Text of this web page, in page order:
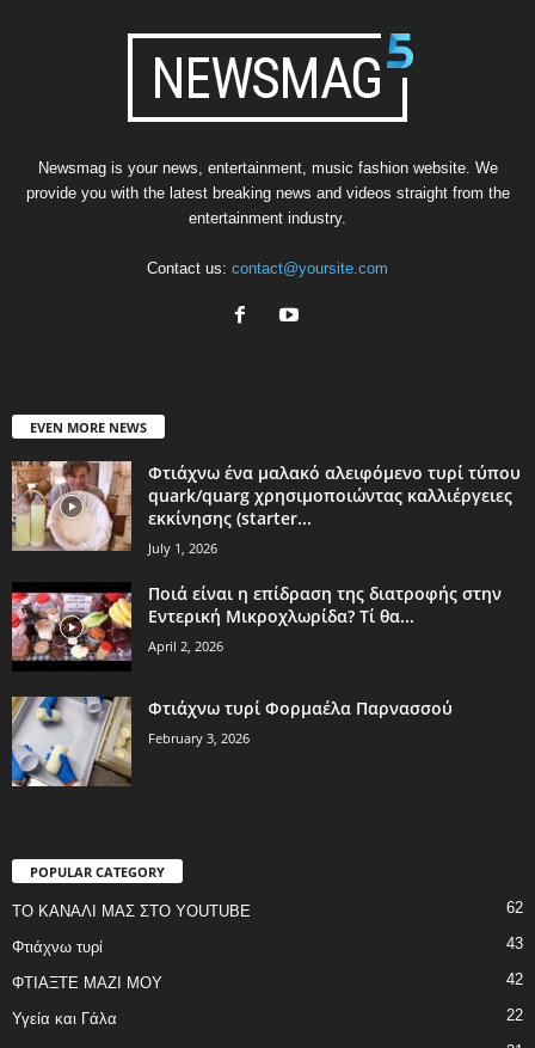
Newsmag is your news, entertainment, music fashion website. We
provide you with the latest breaking news and videos straight from the
entertainment industry.
Contact us: contact@yoursite.com
EVEN MORE NEWS
Φτιάχνω ένα μαλακό αλειφόμενο τυρί τύπου
quark/quarg χρησιμοποιώντας καλλιέργειες
εκκίνησης (starter...
July 1, 2026
Ποιά είναι η επίδραση της διατροφής στην
Εντερική Μικροχλωρίδα? Τί θα...
April 2, 2026
Φτιάχνω τυρί Φορμαέλα Παρνασσού
February 3, 2026
POPULAR CATEGORY
ΤΟ ΚΑΝΑΛΙ ΜΑΣ ΣΤΟ YOUTUBE 62
Φτιάχνω τυρί 43
ΦΤΙΑΞΤΕ ΜΑΖΙ ΜΟΥ 42
Υγεία και Γάλα 22